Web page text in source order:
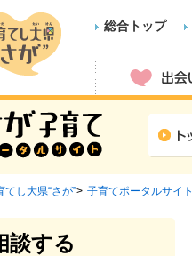
総合トップ
てし大県“さが” 子育てポータルサイト
談する